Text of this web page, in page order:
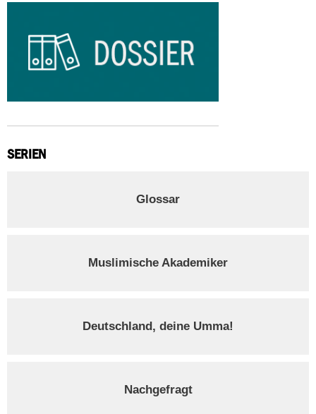
SERIEN
Glossar
Muslimische Akademiker
Deutschland, deine Umma!
Nachgefragt